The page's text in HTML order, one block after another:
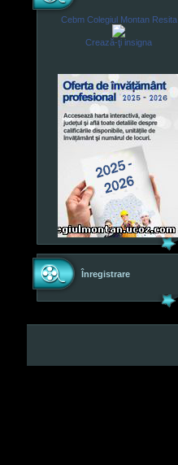
Cebm Colegiul Montan Resita
Crează-ţi insigna
Înregistrare